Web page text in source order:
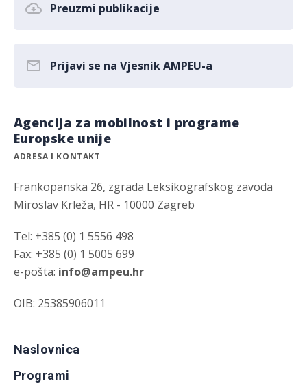
Preuzmi publikacije
Prijavi se na Vjesnik AMPEU-a
Agencija za mobilnost i programe
Europske unije
ADRESA I KONTAKT
Frankopanska 26, zgrada Leksikografskog zavoda
Miroslav Krleža, HR - 10000 Zagreb
Tel: +385 (0) 1 5556 498
Fax: +385 (0) 1 5005 699
e-pošta: info@ampeu.hr
OIB: 25385906011
Naslovnica
Programi